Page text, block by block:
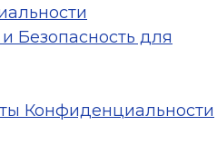
Безопасность для
Конфиденциальности